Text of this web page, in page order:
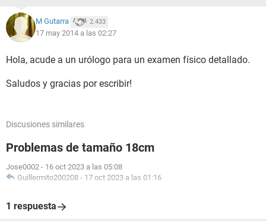
M Gutarra 2.433
17 may 2014 a las 02:27
Hola, acude a un urólogo para un examen físico detallado.
Saludos y gracias por escribir!
Discusiones similares
Problemas de tamaño 18cm
Jose0002 - 16 oct 2023 a las 05:08
Guillermito200208 - 17 oct 2023 a las 01:16
1 respuesta